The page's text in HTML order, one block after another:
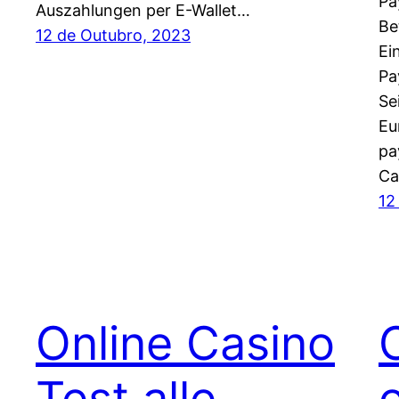
Auszahlungen per E-Wallet…
12 de Outubro, 2023
Online Casino